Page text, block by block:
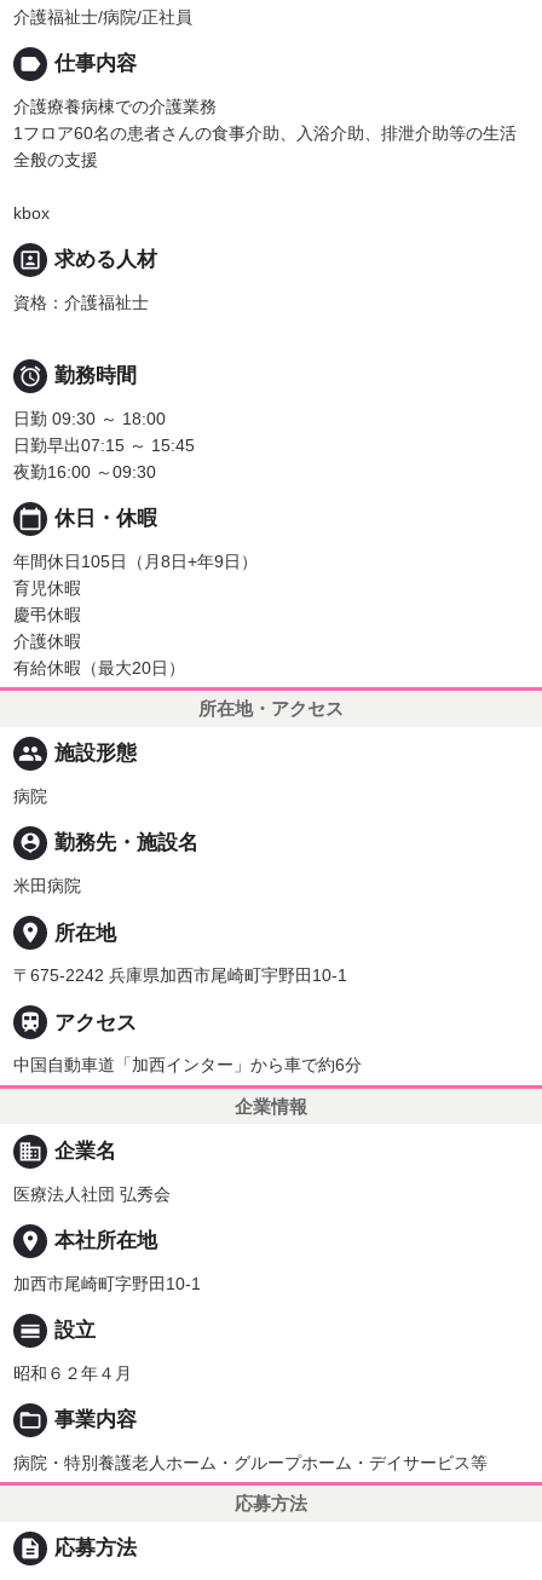
介護福祉士/病院/正社員
label 仕事内容
介護療養病棟での介護業務
1フロア60名の患者さんの食事介助、入浴介助、排泄介助等の生活
全般の支援
kbox
portrait 求める人材
資格：介護福祉士
 勤務時間
日勤 09:30 ～ 18:00
日勤早出07:15 ～ 15:45
夜勤16:00 ～09:30
calendar_today 休日・休暇
年間休日105日（月8日+年9日）
育児休暇
慶弔休暇
介護休暇
有給休暇（最大20日）
所在地・アクセス
people 施設形態
病院
person_pin 勤務先・施設名
米田病院
place 所在地
〒675-2242 兵庫県加西市尾崎町宇野田10-1
 アクセス
中国自動車道「加西インター」から車で約6分
企業情報
business 企業名
医療法人社団 弘秀会
place 本社所在地
加西市尾崎町字野田10-1
calendar_view_day 設立
昭和６２年４月
folder_open 事業内容
病院・特別養護老人ホーム・グループホーム・デイサービス等
応募方法
description 応募方法